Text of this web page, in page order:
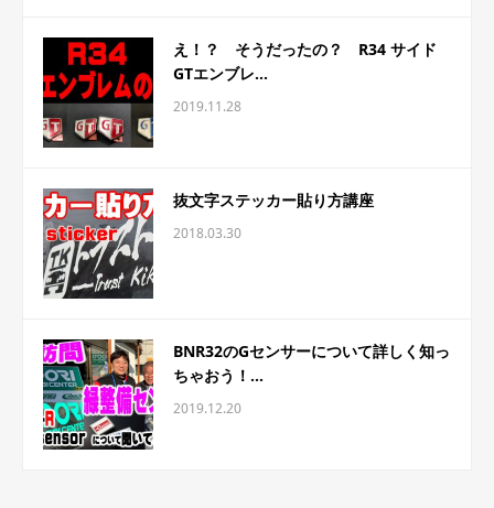
え！？ そうだったの？ R34 サイド
GTエンブレ...
2019.11.28
抜文字ステッカー貼り方講座
2018.03.30
BNR32のGセンサーについて詳しく知っ
ちゃおう！...
2019.12.20